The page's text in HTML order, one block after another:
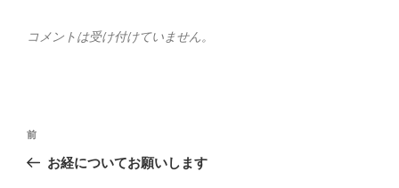
コメントは受け付けていません。
投
ナ
前
の
前
お経についてお願いします